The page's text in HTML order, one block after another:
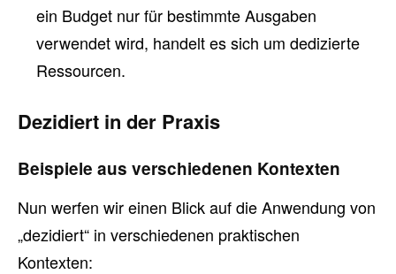
ein Budget nur für bestimmte Ausgaben
verwendet wird, handelt es sich um dedizierte
Ressourcen.
Dezidiert in der Praxis
Beispiele aus verschiedenen Kontexten
Nun werfen wir einen Blick auf die Anwendung von
„dezidiert“ in verschiedenen praktischen
Kontexten: